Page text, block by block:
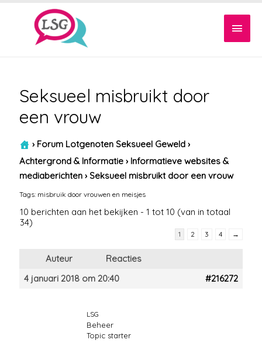
Seksueel misbruikt door
een vrouw
› Forum Lotgenoten Seksueel Geweld ›
Achtergrond & Informatie › Informatieve websites &
mediaberichten › Seksueel misbruikt door een vrouw
Tags: misbruik door vrouwen en meisjes
10 berichten aan het bekijken - 1 tot 10 (van in totaal
34)
1 2 3 4 →
Auteur
Reacties
4 januari 2018 om 20:40
#216272
LSG
Beheer
Topic starter